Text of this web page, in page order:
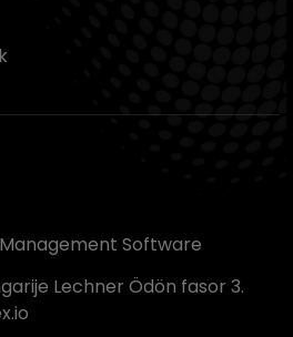
Software
Lechner Ödön fasor 3.